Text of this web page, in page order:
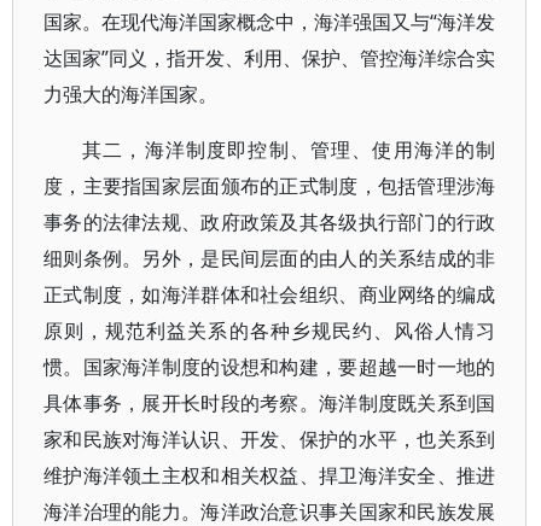
国家。在现代海洋国家概念中，海洋强国又与“海洋发
达国家”同义，指开发、利用、保护、管控海洋综合实
力强大的海洋国家。
其二，海洋制度即控制、管理、使用海洋的制
度，主要指国家层面颁布的正式制度，包括管理涉海
事务的法律法规、政府政策及其各级执行部门的行政
细则条例。另外，是民间层面的由人的关系结成的非
正式制度，如海洋群体和社会组织、商业网络的编成
原则，规范利益关系的各种乡规民约、风俗人情习
惯。国家海洋制度的设想和构建，要超越一时一地的
具体事务，展开长时段的考察。海洋制度既关系到国
家和民族对海洋认识、开发、保护的水平，也关系到
维护海洋领土主权和相关权益、捍卫海洋安全、推进
海洋治理的能力。海洋政治意识事关国家和民族发展